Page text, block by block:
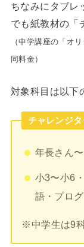
ちなみにタブレ
でも紙教材の「
（中学講座の「オ
同料金）
対象科目は以下
チャレンジタ
年長さん
小3〜小6
語・プロ
※中学生は9